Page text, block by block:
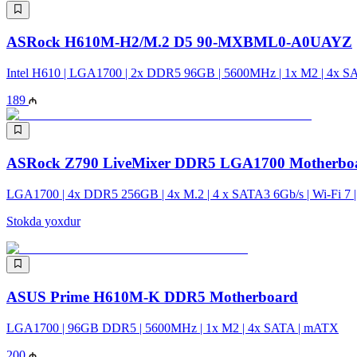
ASRock H610M-H2/M.2 D5 90-MXBML0-A0UAYZ
Intel H610 | LGA1700 | 2x DDR5 96GB | 5600MHz | 1x M2 | 4x
189
ASRock Z790 LiveMixer DDR5 LGA1700
LGA1700 | 4x DDR5 256GB | 4x M.2 | 4 x SATA3 6Gb/s | Wi-Fi 7
Stokda yoxdur
ASUS Prime H610M-K DDR5 Motherboard
LGA1700 | 96GB DDR5 | 5600MHz | 1x M2 | 4x SATA | mATX